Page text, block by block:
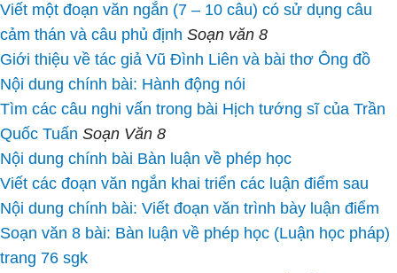
Viết một đoạn văn ngắn (7 – 10 câu) có sử dụng câu
cảm thán và câu phủ định Soạn văn 8
Giới thiệu về tác giả Vũ Đình Liên và bài thơ Ông đồ
Nội dung chính bài: Hành động nói
Tìm các câu nghi vấn trong bài Hịch tướng sĩ của Trần
Quốc Tuấn Soạn Văn 8
Nội dung chính bài Bàn luận về phép học
Viết các đoạn văn ngắn khai triển các luận điểm sau
Nội dung chính bài: Viết đoạn văn trình bày luận điểm
Soạn văn 8 bài: Bàn luận về phép học (Luận học pháp)
trang 76 sgk